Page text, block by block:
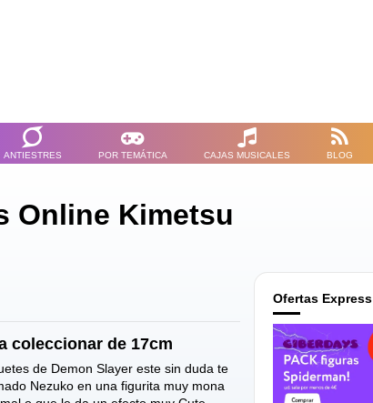
ANTIESTRES POR TEMÁTICA CAJAS MUSICALES BLOG
Online Kimetsu
coleccionar de 17cm
de Demon Slayer este sin duda te
Nezuko en una figurita muy mona
Ofertas Express